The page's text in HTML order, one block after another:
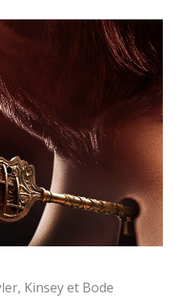
Kinsey et Bode